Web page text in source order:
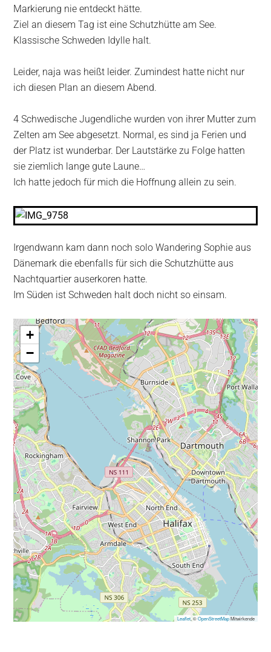
Markierung nie entdeckt hätte.
Ziel an diesem Tag ist eine Schutzhütte am See.
Klassische Schweden Idylle halt.
Leider, naja was heißt leider. Zumindest hatte nicht nur
ich diesen Plan an diesem Abend.
4 Schwedische Jugendliche wurden von ihrer Mutter zum
Zelten am See abgesetzt. Normal, es sind ja Ferien und
der Platz ist wunderbar. Der Lautstärke zu Folge hatten
sie ziemlich lange gute Laune…
Ich hatte jedoch für mich die Hoffnung allein zu sein.
Irgendwann kam dann noch solo Wandering Sophie aus
Dänemark die ebenfalls für sich die Schutzhütte aus
Nachtquartier auserkoren hatte.
Im Süden ist Schweden halt doch nicht so einsam.
+
−
Leaflet, ©OpenStreetMapMitwirkende